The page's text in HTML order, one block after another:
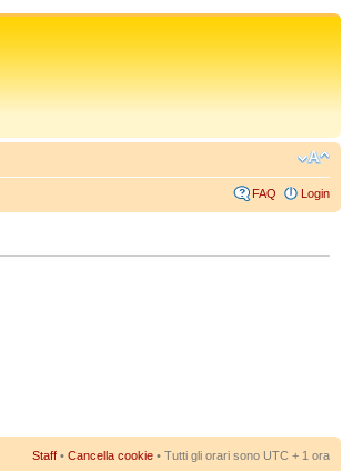
FAQ Login
Staff • Cancella cookie • Tutti gli orari sono UTC + 1 ora